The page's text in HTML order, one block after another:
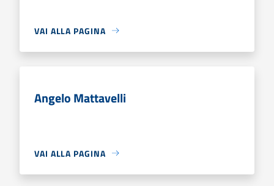
VAI ALLA PAGINA
Angelo Mattavelli
VAI ALLA PAGINA